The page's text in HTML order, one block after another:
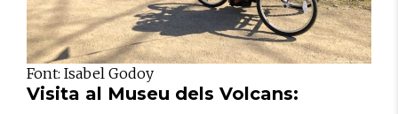
Font: Isabel Godoy
Visita al Museu dels Volcans: